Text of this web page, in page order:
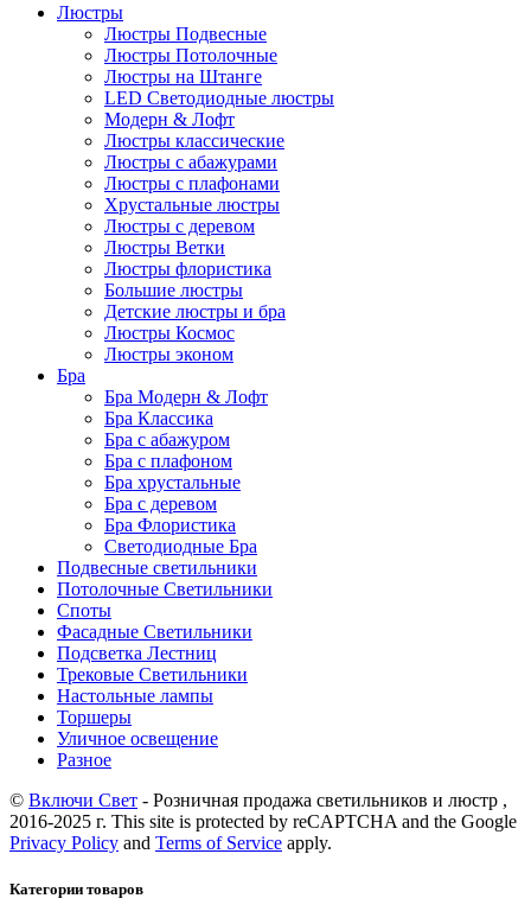
Люстры
Люстры Подвесные
Люстры Потолочные
Люстры на Штанге
LED Светодиодные люстры
Модерн & Лофт
Люстры классические
Люстры с абажурами
Люстры с плафонами
Хрустальные люстры
Люстры с деревом
Люстры Ветки
Люстры флористика
Большие люстры
Детские люстры и бра
Люстры Космос
Люстры эконом
Бра
Бра Модерн & Лофт
Бра Классика
Бра с абажуром
Бра с плафоном
Бра хрустальные
Бра с деревом
Бра Флористика
Светодиодные Бра
Подвесные светильники
Потолочные Светильники
Споты
Фасадные Светильники
Подсветка Лестниц
Трековые Светильники
Настольные лампы
Торшеры
Уличное освещение
Разное
© Включи Свет - Розничная продажа светильников и люстр ,
2016-2025 г. This site is protected by reCAPTCHA and the Google
Privacy Policy and Terms of Service apply.
Категории товаров